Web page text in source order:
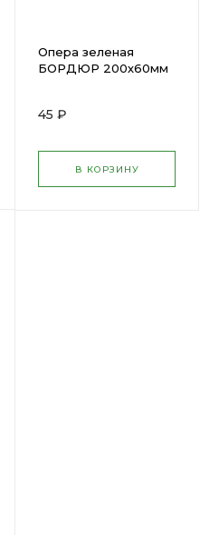
Опера зеленая
БОРДЮР 200х60мм
45 ₽
В КОРЗИНУ